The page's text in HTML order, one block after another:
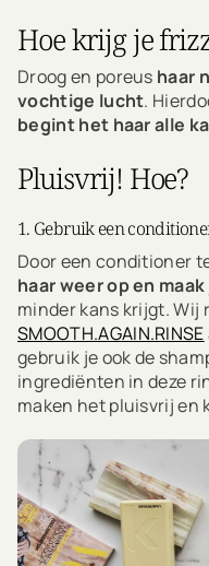
Hoe krijg je
Droog en poreus haar
vochtige lucht.
begint het haar alle
Pluisvrij! Hoe?
1. Gebruik een
Door een conditioner
haar weer op en
minder kans krijgt. Wij
SMOOTH.AGAIN.RINSE
gebruik je ook de
ingrediënten in deze
maken het pluisvrij en